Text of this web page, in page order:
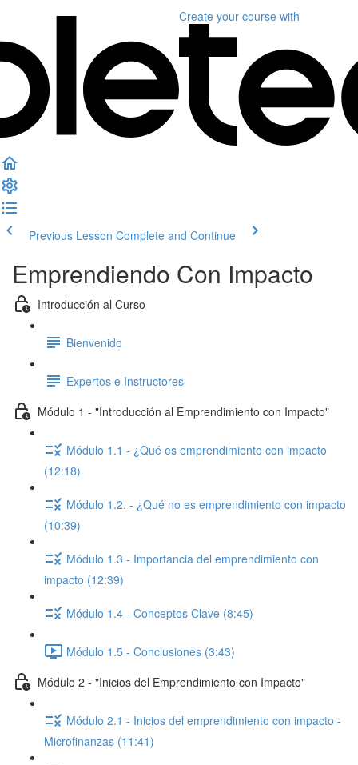
Create your course with
Previous Lesson Complete and Continue
Emprendiendo Con Impacto
Introducción al Curso
Bienvenido
Expertos e Instructores
Módulo 1 - "Introducción al Emprendimiento con Impacto"
Módulo 1.1 - ¿Qué es emprendimiento con impacto
(12:18)
Módulo 1.2. - ¿Qué no es emprendimiento con impacto
(10:39)
Módulo 1.3 - Importancia del emprendimiento con
impacto (12:39)
Módulo 1.4 - Conceptos Clave (8:45)
Módulo 1.5 - Conclusiones (3:43)
Módulo 2 - "Inicios del Emprendimiento con Impacto"
Módulo 2.1 - Inicios del emprendimiento con impacto -
Microfinanzas (11:41)